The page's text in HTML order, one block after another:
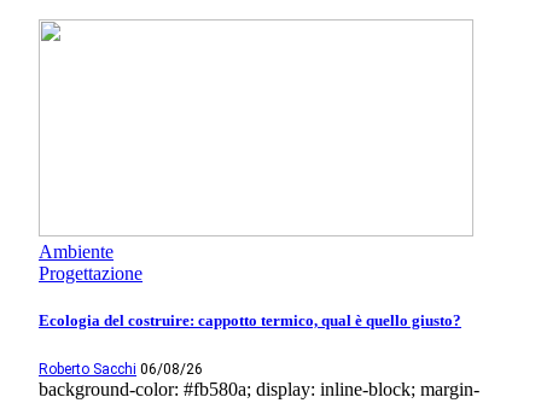
Ambiente
Progettazione
Ecologia del costruire: cappotto termico, qual è quello giusto?
Roberto Sacchi 06/08/26
background-color: #fb580a; display: inline-block; margin-